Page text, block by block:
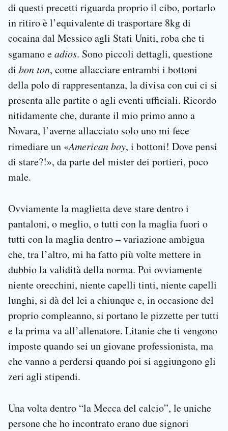
di questi precetti riguarda proprio il cibo, portarlo
in ritiro è l’equivalente di trasportare 8kg di
cocaina dal Messico agli Stati Uniti, roba che ti
sgamano eadios. Sono piccoli dettagli, questione
di bon ton, come allacciare entrambi i bottoni
della polo di rappresentanza, la divisa con cui ci si
presenta alle partite o agli eventi ufficiali. Ricordo
nitidamente che, durante il mio primo anno a
Novara, l’averne allacciato solo uno mi fece
rimediare un «American boy, i bottoni! Dove pensi
di stare?!», da parte del mister dei portieri, poco
male.
Ovviamente la maglietta deve stare dentro i
pantaloni, o meglio, o tutti con la maglia fuori o
tutti con la maglia dentro – variazione ambigua
che, tra l’altro, mi ha fatto più volte mettere in
dubbio la validità della norma. Poi ovviamente
niente orecchini, niente capelli tinti, niente capelli
lunghi, si dà del lei a chiunque e, in occasione del
proprio compleanno, si portano le pizzette per tutti
e la prima va all’allenatore. Litanie che ti vengono
imposte quando sei un giovane professionista, ma
che vanno a perdersi quando poi si aggiungono gli
zeri agli stipendi.
Una volta dentro “la Mecca del calcio”, le uniche
persone che ho incontrato erano due signori